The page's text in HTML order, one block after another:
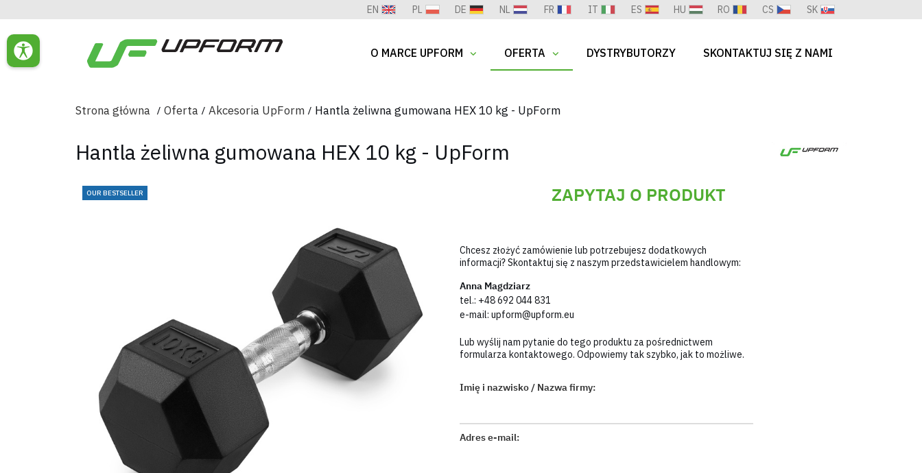
SK
CS
RO
HU
ES
IT
FR
NL
DE
PL
EN
O MARCE UPFORM OFERTA DYSTRYBUTORZY SKONTAKTUJ SIĘ Z NAMI
Strona główna Oferta Akcesoria UpForm Hantla żeliwna gumowana HEX 10 kg - UpForm
Hantla żeliwna gumowana HEX 10 kg - UpForm
OUR BESTSELLER ZAPYTAJ O PRODUKT
Chcesz złożyć zamówienie lub potrzebujesz dodatkowych
informacji? Skontaktuj się z naszym przedstawicielem handlowym:
Anna Magdziarz
tel.: +48 692 044 831
e-mail: upform@upform.eu
Lub wyślij nam pytanie do tego produktu za pośrednictwem
formularza kontaktowego. Odpowiemy tak szybko, jak to możliwe.
Imię i nazwisko / Nazwa firmy:
Adres e-mail: